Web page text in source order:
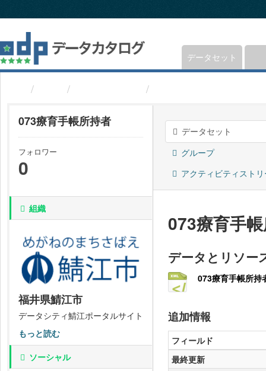
キ
プ
し
て
データセット
073療育手帳所持者
フォロワー
0
組織
福井県鯖江市
データシティ鯖江ポータルサイト
もっと読む
ソーシャル
データセット
グループ
アクティビティスト
073療育手
データとリソー
073療育手帳所持
追加情報
フィールド
最終更新